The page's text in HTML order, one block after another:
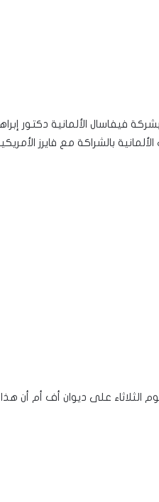
فيفاسال الألمانية دكتور
بالشراكة مع فايرز
الثلاثاء على ديوان أف أم أن